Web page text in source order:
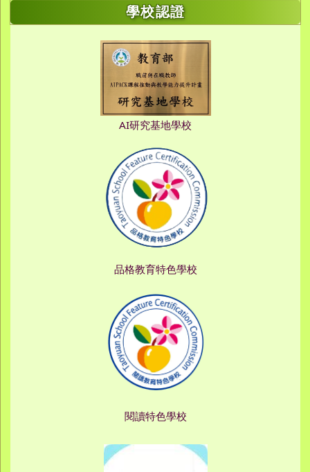
學校認證
AI研究基地學校
品格教育特色學校
閱讀特色學校